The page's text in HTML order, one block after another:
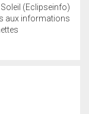
(Eclipseinfo)
aux informations